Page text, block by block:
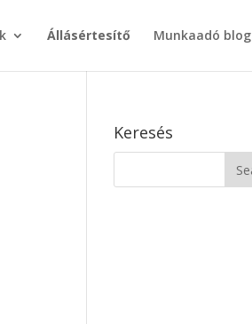
Állásértesítő Munkaadó blog
Keresés